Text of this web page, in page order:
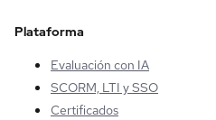
Plataforma
Evaluación con IA
SCORM, LTI y SSO
Certificados